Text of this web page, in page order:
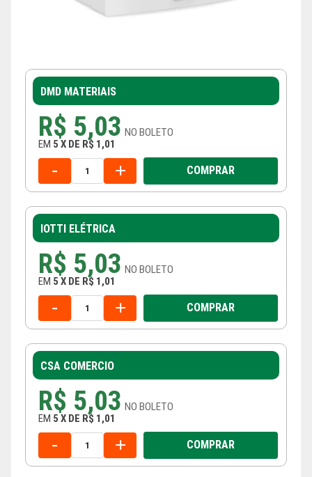
DMD MATERIAIS
R$ 5,03 NO BOLETO
EM 5 X DE R$ 1,01
- + COMPRAR
IOTTI ELÉTRICA
R$ 5,03 NO BOLETO
EM 5 X DE R$ 1,01
- + COMPRAR
CSA COMERCIO
R$ 5,03 NO BOLETO
EM 5 X DE R$ 1,01
- + COMPRAR